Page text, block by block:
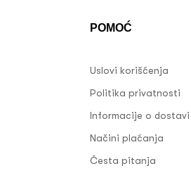
POMOĆ
Uslovi korišćenja
Politika privatnosti
Informacije o dostavi
Načini plaćanja
Česta pitanja